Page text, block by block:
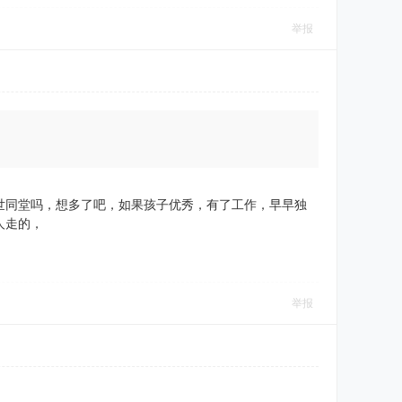
举报
堂吗，想多了吧，如果孩子优秀，有了工作，早早独
的，
举报